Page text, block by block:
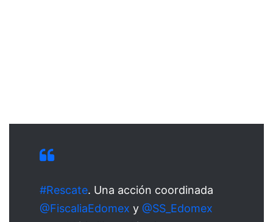
#Rescate. Una acción coordinada
@FiscaliaEdomex y @SS_Edomex